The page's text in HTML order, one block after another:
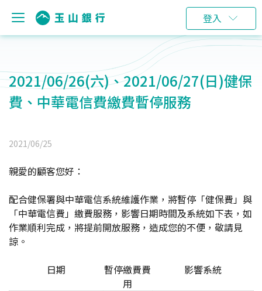
登入
2021/06/26(六)、2021/06/27(日)健保
費、中華電信費繳費暫停服務
2021/06/25
親愛的顧客您好：
配合健保署與中華電信系統維護作業，將暫停「健保費」與
「中華電信費」繳費服務，影響日期時間及系統如下表，如
作業順利完成，將提前開放服務，造成您的不便，敬請見
諒。
日期
暫停繳費費
用
影響系統